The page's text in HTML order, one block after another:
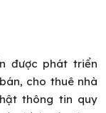
được phát triển
cho thuê nhà
thông tin quy